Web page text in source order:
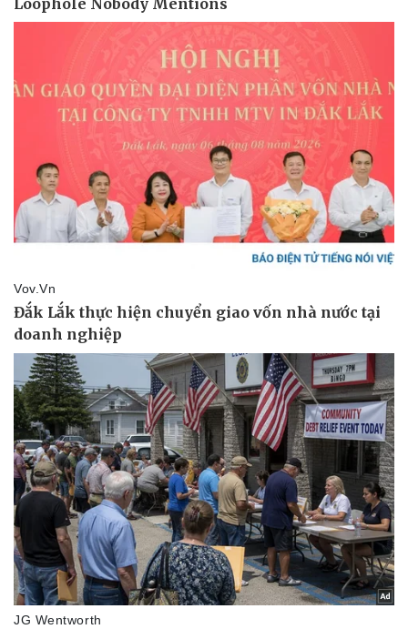
Bất động sản
Khởi nghiệp
Giá vàng
Tiêu dùng
Tỷ giá
Chứng khoán
Giá cà phê